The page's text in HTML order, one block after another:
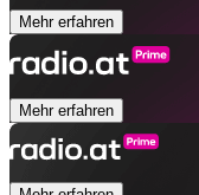
Mehr erfahren
Mehr erfahren